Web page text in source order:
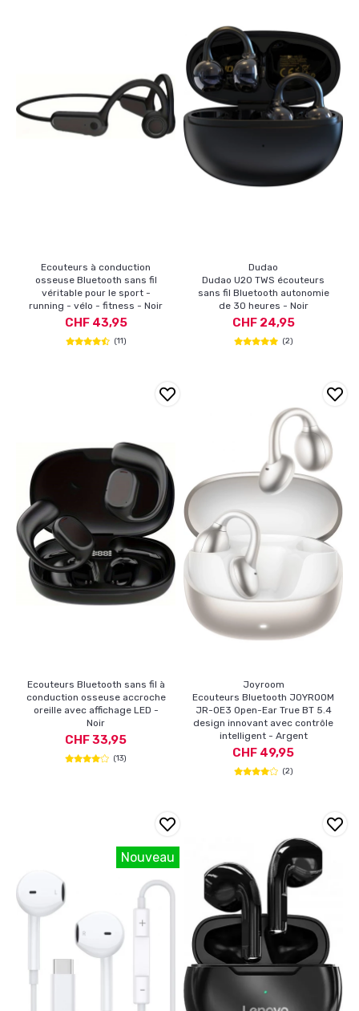
Ecouteurs à conduction
osseuse Bluetooth sans fil
véritable pour le sport -
running - vélo - fitness - Noir
CHF 43,95
(11)
Dudao
Dudao U20 TWS écouteurs
sans fil Bluetooth autonomie
de 30 heures - Noir
CHF 24,95
(2)
Ecouteurs Bluetooth sans fil à
conduction osseuse accroche
oreille avec affichage LED -
Noir
CHF 33,95
(13)
Joyroom
Ecouteurs Bluetooth JOYROOM
JR-OE3 Open-Ear True BT 5.4
design innovant avec contrôle
intelligent - Argent
CHF 49,95
(2)
Nouveau